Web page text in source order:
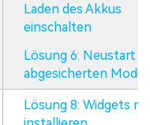
Laden des Akkus
einschalten
Lösung 6: Neustart
abgesicherten Modus
Lösung 8: Widgets